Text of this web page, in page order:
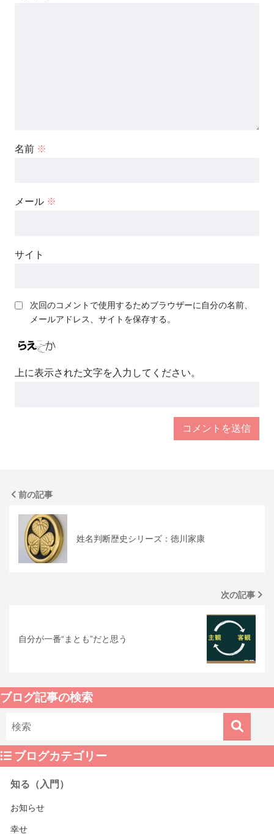
名前 ※
メール ※
サイト
次回のコメントで使用するためブラウザーに自分の名前、
メールアドレス、サイトを保存する。
上に表示された文字を入力してください。
前の記事
姓名判断歴史シリーズ：徳川家康
次の記事
自分が一番“まとも”だと思う
ブログ記事の検索
ブログカテゴリー
知る（入門）
お知らせ
幸せ